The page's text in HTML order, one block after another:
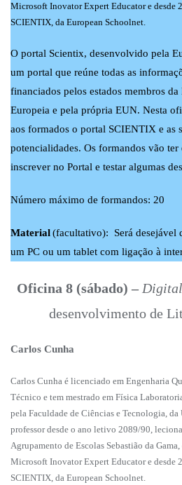
Microsoft Inovator Expert Educator e desde
SCIENTIX, da European Schoolnet.
O portal Scientix, desenvolvido pela
um portal que reúne todas as
financiados pelos estados membros
Europeia e pela própria EUN. Nesta
aos formados o portal SCIENTIX e as
potencialidades. Os formandos vão ter
inscrever no Portal e testar algumas
Número máximo de formandos: 20
Material(facultativo): Será desejável
um PC ou um tablet com ligação à
Oficina 8 (sábado) –
desenvolvimento de
Carlos Cunha
Carlos Cunha é licenciado em Engenharia
Técnico e tem mestrado em Física
pela Faculdade de Ciências e Tecnologia,
professor desde o ano letivo 2089/90,
Agrupamento de Escolas Sebastião da
Microsoft Inovator Expert Educator e desde
SCIENTIX, da European Schoolnet.